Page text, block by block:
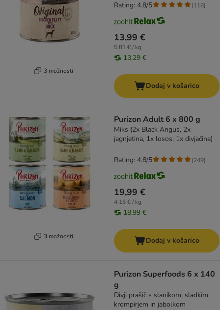
3 možnosti
13,99 €
5,83 € / kg
13,29 €
Rating: 4.8/5 (118)
Dodaj v košarico
3 možnosti
Purizon Adult 6 x 800 g
Miks (2x Black Angus, 2x
jagnjetina, 1x losos, 1x divjačina)
19,99 €
4,16 € / kg
18,99 €
Rating: 4.8/5 (249)
Dodaj v košarico
Purizon Superfoods 6 x 140
g
Divji prašič s slanikom, sladkim
krompirjem in jabolkom